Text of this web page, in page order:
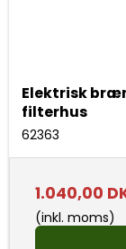
Elektrisk
filterhus
62363
1.040,00
(inkl. moms)